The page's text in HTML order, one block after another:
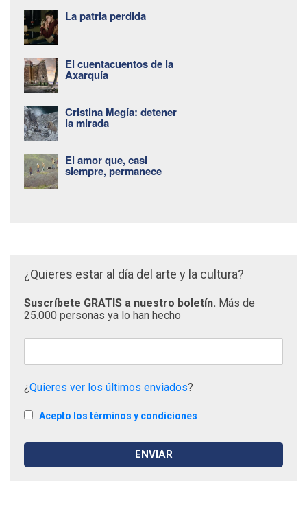
La patria perdida
El cuentacuentos de la
Axarquía
Cristina Megía: detener
la mirada
El amor que, casi
siempre, permanece
¿Quieres estar al día del arte y la cultura?
Suscríbete GRATIS a nuestro boletín. Más de
25.000 personas ya lo han hecho
¿Quieres ver los últimos enviados?
Acepto los términos y condiciones